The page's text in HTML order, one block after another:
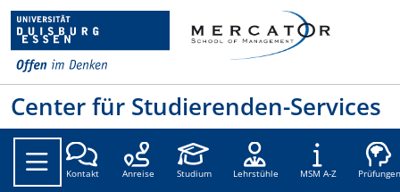
Center für Studierenden-Services
Kontakt Anreise Studium Lehrstühle MSM A-Z